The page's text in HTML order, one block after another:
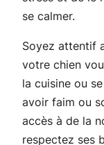
se calmer.
Soyez attentif
votre chien
la cuisine ou
avoir faim ou
accès à de la
respectez ses